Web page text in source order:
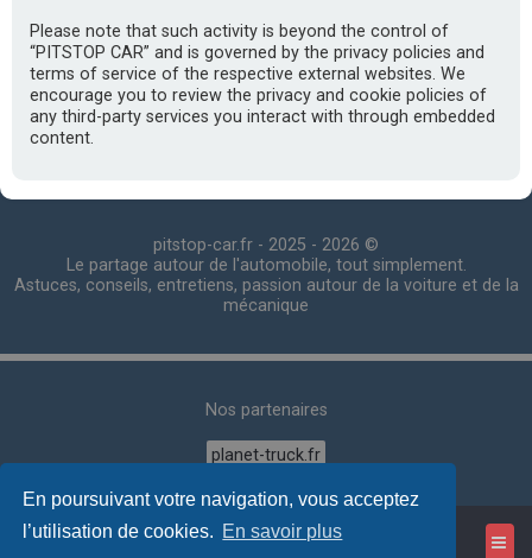
En poursuivant votre navigation, vous acceptez
l’utilisation de cookies. En savoir plus
Please note that such activity is beyond the control of
“PITSTOP CAR” and is governed by the privacy policies and
terms of service of the respective external websites. We
encourage you to review the privacy and cookie policies of
any third-party services you interact with through embedded
content.
pitstop-car.fr - 2025 - 2026 ©️
Le partage autour de l'automobile, tout simplement.
Astuces, conseils, entretiens, passion autour de la voiture et de la
mécanique
Nos partenaires
planet-truck.fr
PSC Accueil